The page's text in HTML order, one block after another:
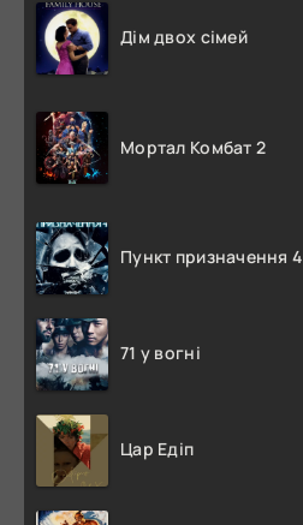
Дім двох сімей
Мортал Комбат 2
Пункт призначення 4
71 у вогні
Цар Едіп